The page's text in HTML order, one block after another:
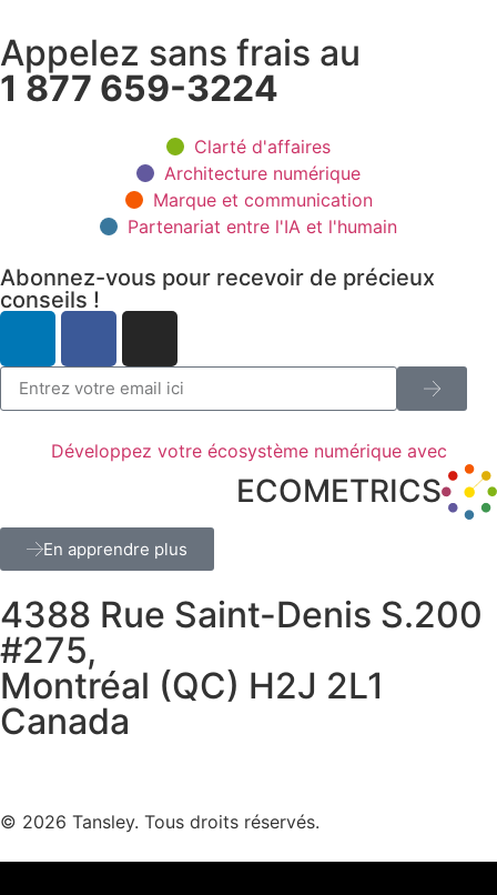
Appelez sans frais au
1 877 659-3224
Clarté d'affaires
Architecture numérique
Marque et communication
Partenariat entre l'IA et l'humain
Abonnez-vous pour recevoir de précieux
conseils !
Développez votre écosystème numérique avec
ECOMETRICS
En apprendre plus
4388 Rue Saint-Denis S.200
#275,
Montréal (QC) H2J 2L1
Canada
© 2026 Tansley. Tous droits réservés.